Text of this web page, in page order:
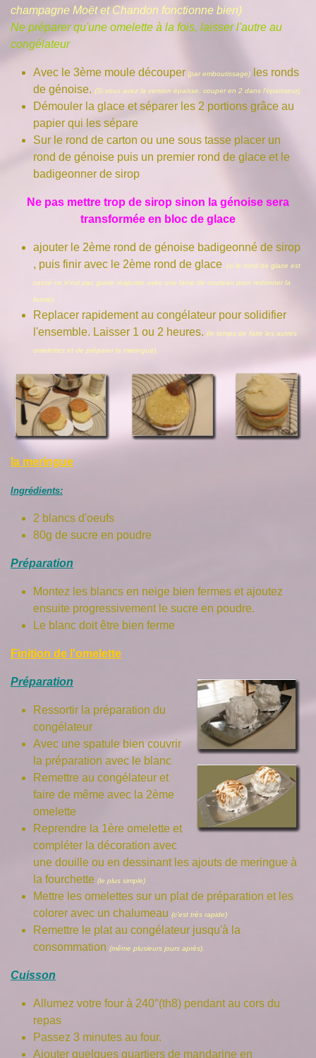
champagne Moët et Chandon fonctionne bien)
Ne préparer qu'une omelette à la fois, laisser l'autre au
congélateur
Avec le 3ème moule découper (par emboutissage)
les ronds
de génoise. (Si vous avez la version épaisse, couper en 2 dans l'épaisseur).
Démouler la glace et séparer les 2 portions grâce au
papier qui les sépare
Sur le rond de carton ou une sous tasse placer un
rond de génoise puis un premier rond de glace et le
badigeonner de sirop
Ne pas mettre trop de sirop sinon la génoise sera
transformée en bloc de glace
ajouter le 2ème rond de génoise badigeonné de sirop
, puis finir avec le 2ème rond de glace . (si le rond de glace est
cassé ce n'est pas grave réajuster avec une lame de couteau pour redonner la
forme).
Replacer rapidement au congélateur pour solidifier
l'ensemble. Laisser 1 ou 2 heures. (le temps de faire les autres
omelettes et de préparer la meringue).
la meringue
Ingrédients:
2 blancs d'oeufs
80g de sucre en poudre
Préparation
Montez les blancs en neige bien fermes et ajoutez
ensuite progressivement le sucre en poudre.
Le blanc doit être bien ferme
Finition de l'omelette
Préparation
Ressortir la préparation du
congélateur
Avec une spatule bien couvrir
la préparation avec le blanc
Remettre au congélateur et
faire de même avec la 2ème
omelette
Reprendre la 1ère omelette et
compléter la décoration avec
une douille ou en dessinant les ajouts de meringue à
la fourchette (le plus simple)
Mettre les omelettes sur un plat de préparation et les
colorer avec un chalumeau (c'est très rapide)
Remettre le plat au congélateur jusqu'à la
consommation (même plusieurs jours après).
Cuisson
Allumez votre four à 240°(th8) pendant au cors du
repas
Passez 3 minutes au four.
Ajouter quelques quartiers de mandarine en